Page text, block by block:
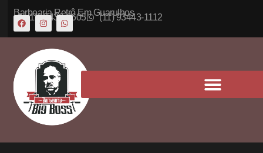
Barbearia Retrô Em Guarulhos
(11) 5430-6605 (11) 93443-1112